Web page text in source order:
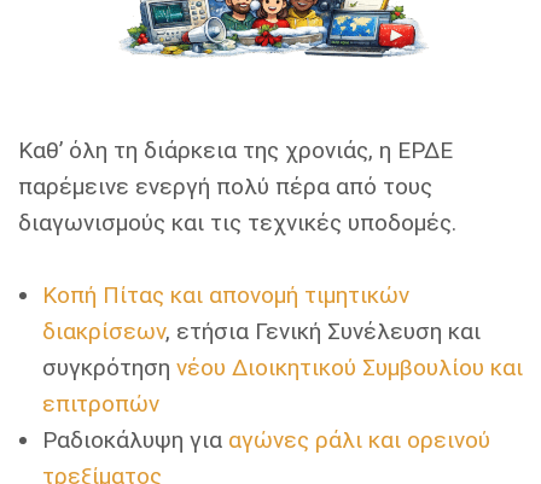
Καθ’ όλη τη διάρκεια της χρονιάς, η ΕΡΔΕ
παρέμεινε ενεργή πολύ πέρα από τους
διαγωνισμούς και τις τεχνικές υποδομές.
Κοπή Πίτας και απονομή τιμητικών
διακρίσεων, ετήσια Γενική Συνέλευση και
συγκρότηση νέου Διοικητικού Συμβουλίου και
επιτροπών
Ραδιοκάλυψη για αγώνες ράλι και ορεινού
τρεξίματος